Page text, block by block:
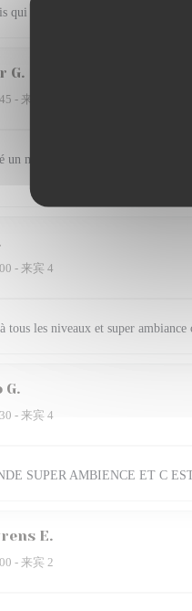
qui ne justifie pas à mon sens une
G
- 来宾 9
un moment inoubliable!!! Max est
- 来宾 4
tous les niveaux et super
G
- 来宾 4
SUPER AMBIENCE ET C
E
- 来宾 2